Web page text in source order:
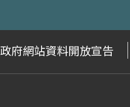
政府網站資料開放宣告